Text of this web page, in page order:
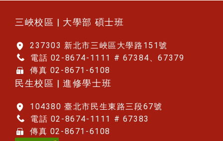
三峽校區 | 大學部 碩士班
237303 新北市三峽區大學路151號
電話 02-8674-1111 # 67384、67379
傳真 02-8671-6108
民生校區 | 進修學士班
104380 臺北市民生東路三段67號
電話 02-8674-1111 # 67383
傳真 02-8671-6108